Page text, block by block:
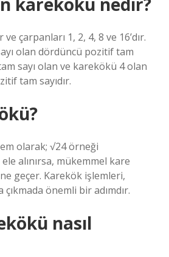
ve çarpanları 1, 2, 4, 8 ve 16’dır.
olan dördüncü pozitif tam
sayı olan ve karekökü 4 olan
tam sayıdır.
olarak; √24 örneği
alınırsa, mükemmel kare
geçer. Karekök işlemleri,
önemli bir adımdır.
nasıl